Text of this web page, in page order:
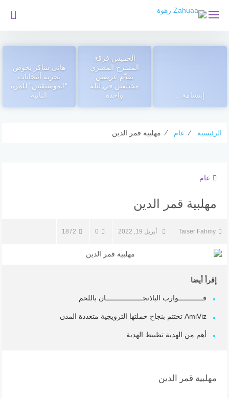
إبتسامة ..
الخميس فرقة
المسرح المصري
تقدّم عرضين
مختلفين في ليلة
واحدة
هانى شاكر يخوض
تجربة أنتخابات
“الموسيقيين” للمرة
الثانية
الرئيسية ⁄ عام ⁄ مهلبية قمر الدين
عام
مهلبية قمر الدين
Taiser Fahmy أبريل 19, 2022 0
1872
إقرأ أيضا
قــــــــــــوارب الباذنجــــــــــــــــــان باللحم
AmiViz تختتم بنجاح حملتها الترويجية متعددة المدن
أهم من الهدية تظبيط الهدية
مهلبية قمر الدين